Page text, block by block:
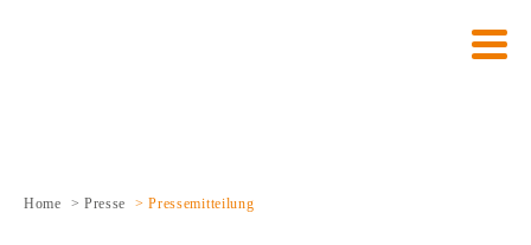
Home > Presse > Pressemitteilung
Unsere Ziele und Botschaften
Daten zum Tabakmarkt
Soziales
Kampagne „Dein Ding"